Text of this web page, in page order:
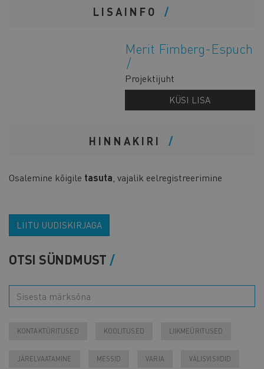
LISAINFO
Merit Fimberg-Espuch
Projektijuht
KÜSI LISA
HINNAKIRI
Osalemine kõigile tasuta, vajalik eelregistreerimine
LIITU UUDISKIRJAGA
OTSI SÜNDMUST
KONTAKTÜRITUSED KOOLITUSED LIIKMEÜRITUSED
JÄRELVAATAMINE MESSID VARIA VÄLISVISIIDID